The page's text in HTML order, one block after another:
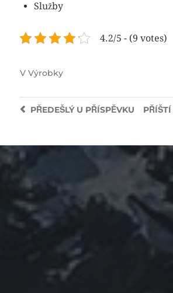
Služby
4.2/5 - (9 votes)
V Výrobky
PŘÍŠTÍ
PŘEDEŠLÝU PŘÍSPĚVKU